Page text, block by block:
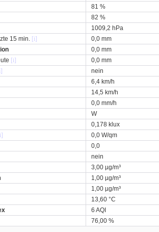
81 %
82 %
1009,2 hPa
15 min. [i]
0,0 mm
0,0 mm
[i]
0,0 mm
nein
6,4 km/h
14,5 km/h
0,0 mm/h
W
0,178 klux
0,0 W/qm
0,0
nein
3,00 µg/m³
1,00 µg/m³
1,00 µg/m³
13,60 °C
6 AQI
76,00 %